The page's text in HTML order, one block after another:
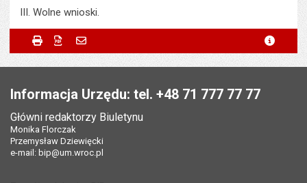
III. Wolne wnioski.
Metryczka
Podmiot udostępniający:
Urząd Miejski Wrocławia
Opublikował w BIP:
Data opublikowania:
Powiadom znajomego
Powiadom znajomego
Twoje imię i nazwisko
Twój adres e-mail Pole wymagane
Tytuł e-mailaPole wymagane
*
Adres e-mail znajomego
Drukuj Zapisz do PDF
Informacja Urzędu: tel. +48 71 777 77 77
Główni redaktorzy Biuletynu
Monika Florczak
Przemysław Dziewięcki
e-mail: bip@um.wroc.pl